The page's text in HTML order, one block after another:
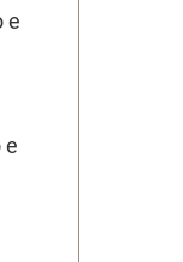
e
e